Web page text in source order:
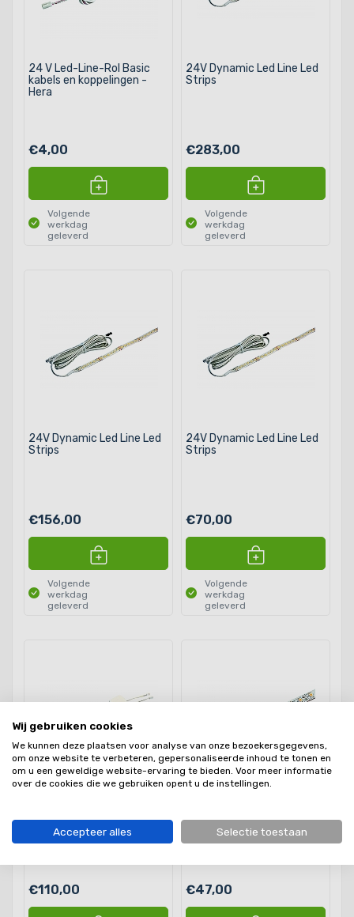
24 V Led-Line-Rol Basic
kabels en koppelingen -
Hera
€4,00
Volgende
werkdag
geleverd
24V Dynamic Led Line Led
Strips
€283,00
Volgende
werkdag
geleverd
24V Dynamic Led Line Led
Strips
€156,00
Volgende
werkdag
geleverd
24V Dynamic Led Line Led
Strips
€70,00
Volgende
werkdag
geleverd
controller Zigbee 100W
€110,00
led strips
€47,00
Wij gebruiken cookies
We kunnen deze plaatsen voor analyse van onze bezoekersgegevens,
om onze website te verbeteren, gepersonaliseerde inhoud te tonen en
om u een geweldige website-ervaring te bieden. Voor meer informatie
over de cookies die we gebruiken opent u de instellingen.
Accepteer alles Selectie toestaan